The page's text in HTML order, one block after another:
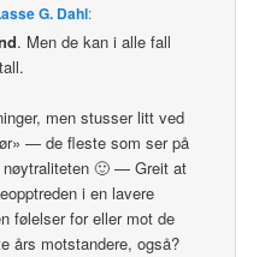
G. Dahl:
. Men de kan i alle fall
men stusser litt ved
— de fleste som ser på
🙂 — Greit at
i en lavere
følelser for eller mot de
års motstandere, også?